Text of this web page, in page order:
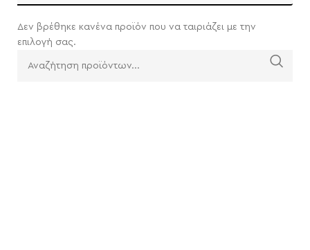
Δεν βρέθηκε κανένα προϊόν που να ταιριάζει με την
επιλογή σας.